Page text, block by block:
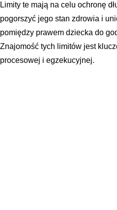
Limity te mają na celu ochronę
pogorszyć jego stan zdrowia i
pomiędzy prawem dziecka do
Znajomość tych limitów jest
procesowej i egzekucyjnej.